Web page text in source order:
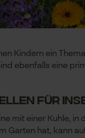
Kindern ein
ebenfalls eine
für
mit einer Kuhle, in
Garten hat, kann